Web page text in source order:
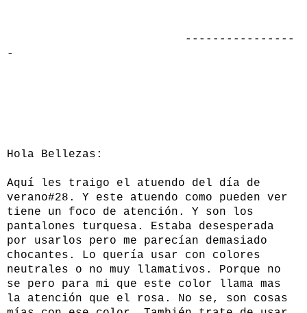
----------------
-
Hola Bellezas:
Aquí les traigo el atuendo del día de
verano#28. Y este atuendo como pueden ver
tiene un foco de atención. Y son los
pantalones turquesa. Estaba desesperada
por usarlos pero me parecían demasiado
chocantes. Lo quería usar con colores
neutrales o no muy llamativos. Porque no
se pero para mi que este color llama mas
la atención que el rosa. No se, son cosas